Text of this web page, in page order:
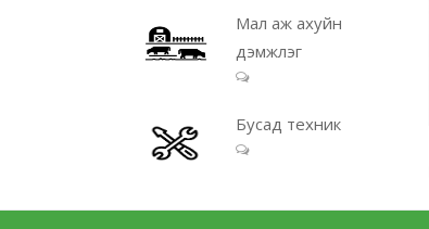
Мал аж ахуйн
дэмжлэг
Бусад техник